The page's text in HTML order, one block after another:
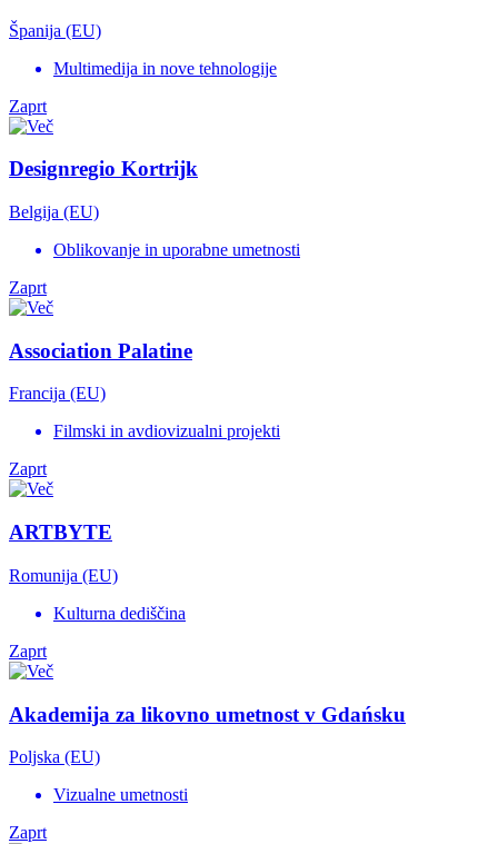
Španija (EU)
Multimedija in nove tehnologije
Zaprt
Designregio Kortrijk
Belgija (EU)
Oblikovanje in uporabne umetnosti
Zaprt
Association Palatine
Francija (EU)
Filmski in avdiovizualni projekti
Zaprt
ARTBYTE
Romunija (EU)
Kulturna dediščina
Zaprt
Akademija za likovno umetnost v Gdańsku
Poljska (EU)
Vizualne umetnosti
Zaprt